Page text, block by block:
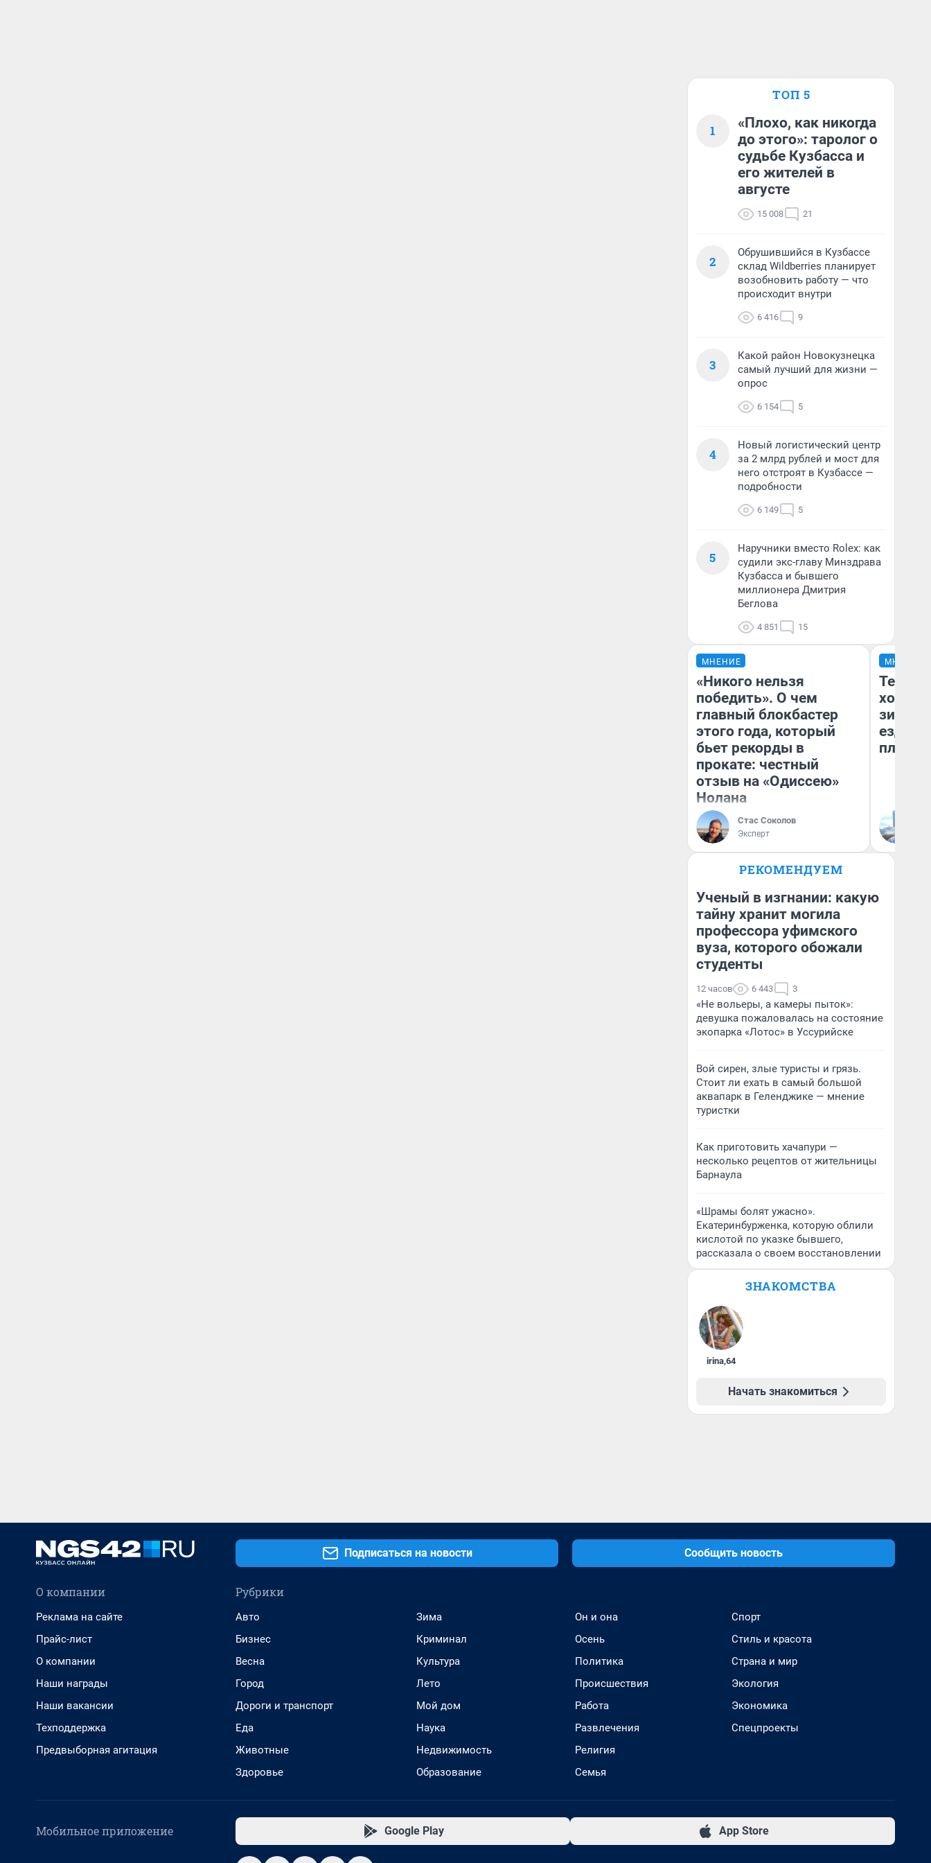
ТОП 5
1
«Плохо, как никогда
до этого»: таролог о
судьбе Кузбасса и
его жителей в
августе
15 008 21
2
Обрушившийся в Кузбассе
склад Wildberries планирует
возобновить работу — что
происходит внутри
6 416 9
3
Какой район Новокузнецка
самый лучший для жизни —
опрос
6 154 5
4
Новый логистический центр
за 2 млрд рублей и мост для
него отстроят в Кузбассе —
подробности
6 149 5
5
Наручники вместо Rolex: как
судили экс-главу Минздрава
Кузбасса и бывшего
миллионера Дмитрия
Беглова
4 851 15
МНЕНИЕ
«Никого нельзя
победить». О чем
главный блокбастер
этого года, который
бьет рекорды в
прокате: честный
отзыв на «Одиссею»
Нолана
Стас Соколов
Эксперт
МНЕНИЕ
Тепло
зимой.
ездит
плюсы
РЕКОМЕНДУЕМ
Ученый в изгнании: какую
тайну хранит могила
профессора уфимского
вуза, которого обожали
студенты
12 часов 6 443 3
«Не вольеры, а камеры пыток»:
девушка пожаловалась на состояние
экопарка «Лотос» в Уссурийске
Вой сирен, злые туристы и грязь.
Стоит ли ехать в самый большой
аквапарк в Геленджике — мнение
туристки
Как приготовить хачапури —
несколько рецептов от жительницы
Барнаула
«Шрамы болят ужасно».
Екатеринбурженка, которую облили
кислотой по указке бывшего,
рассказала о своем восстановлении
ЗНАКОМСТВА
irina,64
Начать знакомиться
Подписаться на новости Сообщить новость
О компании
Реклама на сайте
Прайс-лист
О компании
Наши награды
Наши вакансии
Техподдержка
Предвыборная агитация
Рубрики
Авто
Бизнес
Весна
Город
Дороги и транспорт
Еда
Животные
Здоровье
Зима
Криминал
Культура
Лето
Мой дом
Наука
Недвижимость
Образование
Он и она
Осень
Политика
Происшествия
Работа
Развлечения
Религия
Семья
Спорт
Стиль и красота
Страна и мир
Экология
Экономика
Спецпроекты
Мобильное приложение Google Play App Store